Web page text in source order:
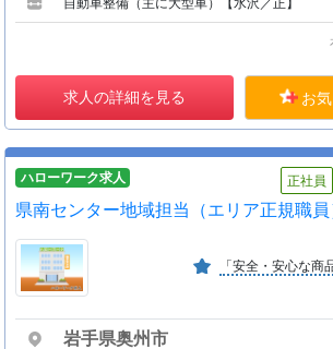
自動車整備（主に大型車）【水沢／正】
求人の詳細を見る お
ハローワーク求人 正社員
県南センター地域担当（エリア正規職員
岩手県奥州市